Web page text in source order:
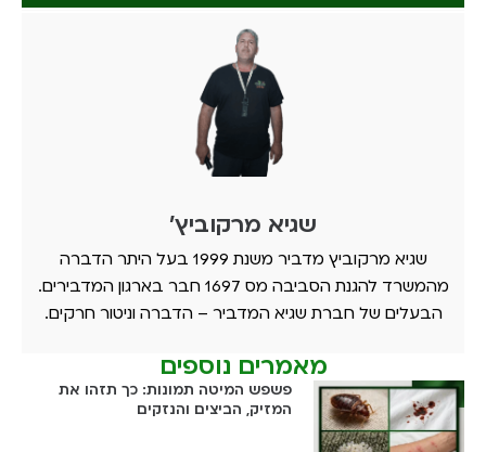
שגיא מרקוביץ'
שגיא מרקוביץ מדביר משנת 1999 בעל היתר הדברה
מהמשרד להגנת הסביבה מס 1697 חבר בארגון המדבירים.
הבעלים של חברת שגיא המדביר – הדברה וניטור חרקים.
מאמרים נוספים
פשפש המיטה תמונות: כך תזהו את
המזיק, הביצים והנזקים